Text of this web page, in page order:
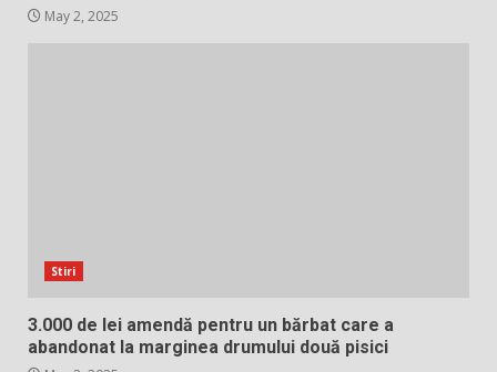
May 2, 2025
Stiri
3.000 de lei amendă pentru un bărbat care a
abandonat la marginea drumului două pisici